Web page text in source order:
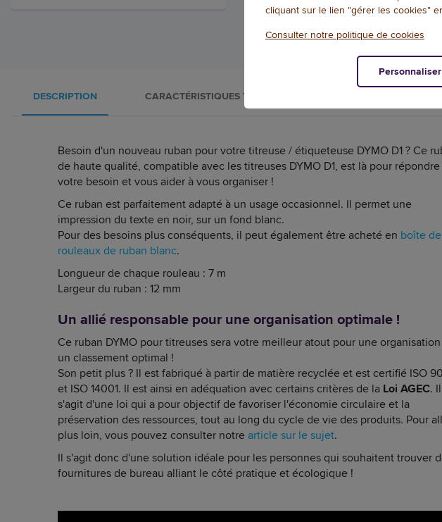
DESCRIPTION CARACTÉRISTIQUES TECHNIQUES
Besoin d'un nouveau ruban pour votre titreuse / étiqueteuse DYMO D1 ? Ce
de haute qualité, compatible avec les titreuses DYMO D1, est là pour répondre
votre besoin et vous aider à vous organiser !
Ce ruban est parfaitement adapté à un usage occasionnel. Il permet une
impression du texte en noir, sur un fond blanc.
Pour des besoins plus conséquents, il peut également être acheté en boîte
rouleaux de ruban blanc.
Longueur de chaque rouleau : 7 m
Largeur du ruban : 12 mm
Un allié responsable pour une organisation optimale !
Ce ruban DYMO pour titreuses sera votre meilleur atout pour une
un classement optimal !
Son petit plus ? Il est fabriqué à partir de matière recyclée et est certifié ISO
et ISO 14001. Il est ainsi en adéquation avec certains critères de la Loi AGEC. Il
s'agit d'une loi qui a pour objectif de favoriser l'économie circulaire et la
préservation des ressources, tout au long du cycle de vie des produits. Pour
plus loin, vous pouvez consulter notrearticle sur le sujet.
Il s'agit donc d'une solution idéale pour les personnes qui souhaitent trouver
fournitures de bureau alliant le côté pratique et écologique !
cliquant sur le lien "gérer les cookies"
Consulter notre politique de cookies